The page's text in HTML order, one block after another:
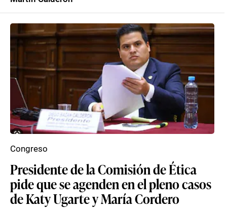
Presidente de la Comisión de Ética
pide que se agenden en el pleno casos
de Katy Ugarte y María Cordero
Congreso